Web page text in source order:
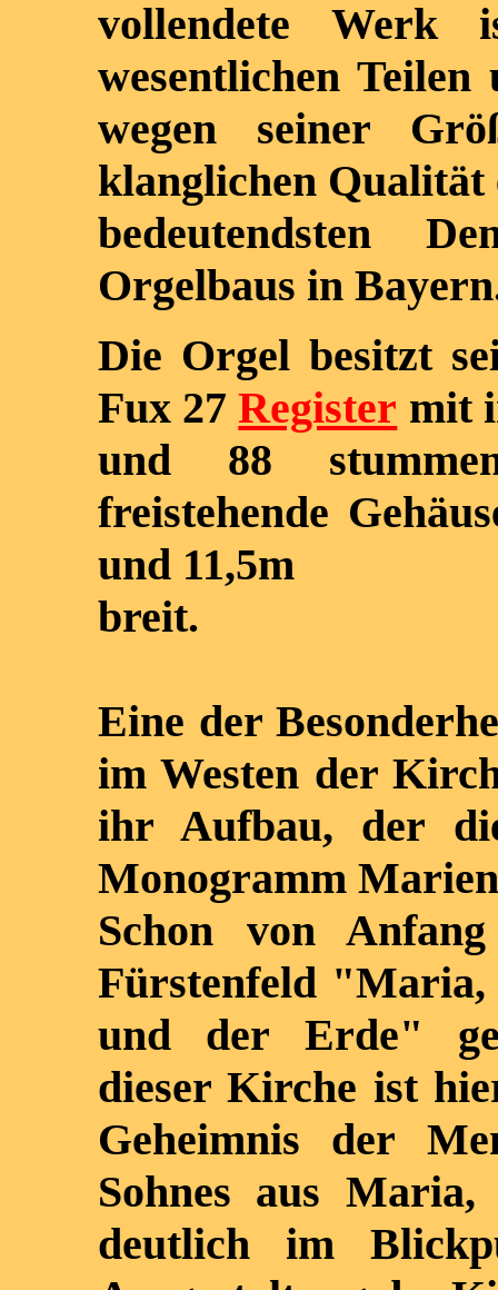
vollendete
wesentlichen
wegen seiner
klanglichen Qualität
bedeutendsten
Orgelbaus in
Die Orgel besitzt
Fux 27Register mit
und 88
freistehende
und 11,5m
breit.
Eine der
im Westen der
ihr Aufbau, der
Monogramm
Schon von
Fürstenfeld "Maria,
und der Erde"
dieser Kirche ist
Geheimnis der
Sohnes aus Maria,
deutlich im